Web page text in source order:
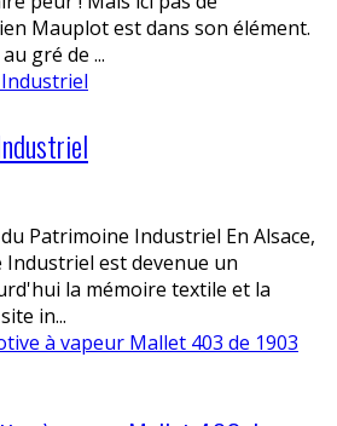
Mauplot est dans son élément.
gré de ...
Patrimoine Industriel En Alsace,
est devenue un
la mémoire textile et la
in...